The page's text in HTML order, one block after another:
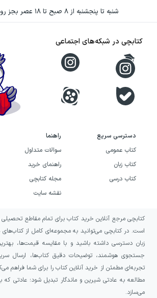
مختلفی در کتاب‌های این ژانر به کار
عمدتا در داستان‌های بزرگسالان نیز
مباحثی که این ژانر به آن می‌پردازد
هیجان و تخیل است.
اهمیت ژانر نوجوان
در دوران نوجوانی آن‌چه اهمیت
نویسندگان ادبیات نوجوان در آثار
هویت یابی و استقلال طلبی بهره
کمک می‌کنند در باب چالش‌های خاص
تفکر کرده و تصمیم درست بگیرد.
ادبیات بزرگسال ایجاد می‌کند و
تعامل با بزرگسالان را می‌دهد.
بسیاری از والدین از رفتارهای
کنترل نوجوان خود شاکی هستند.
دنبال کشف هویت مستقل خود هستند
شنبه تا پنجشنبه از ۸ صبح تا ۱۸ عصر بجز روزهای تعطیل
دسترسی سریع
کتاب عمومی
کتاب زبان
کتاب درسی
راهنما
سوالات متداول
راهنمای خرید
مجله کتابچی
نقشه سایت
کتابچی در شبکه‌های اجتماعی
کتابچی مرجع آنلاین خرید کتاب برای تمام مقاطع تحصیلی
است. در کتابچی می‌توانید به مجموعه‌ای کامل از
زبان دسترسی داشته باشید و با مقایسه قیمت‌ها،
جستجوی هوشمند، توضیحات دقیق کتاب‌ها، ارسال
تجربه‌ای مطمئن از خرید آنلاین کتاب را برای شما فراهم
مطالعه به عادتی شیرین و ماندگار تبدیل شود؛ عادتی که
می‌سازد.